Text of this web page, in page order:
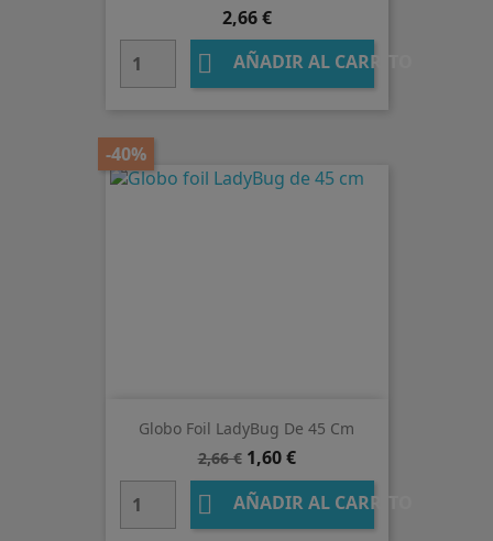
Precio
2,66 €
 AÑADIR AL CARRITO
Globo Foil LadyBug De 45 Cm
Precio
base
2,66 €
-40%
Precio
1,60 €
 AÑADIR AL CARRITO